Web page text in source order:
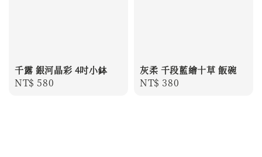
千露 銀河晶彩 4吋小鉢
Regular
NT$ 580
灰柔 千段藍繪十草 飯碗
Regular
NT$ 380